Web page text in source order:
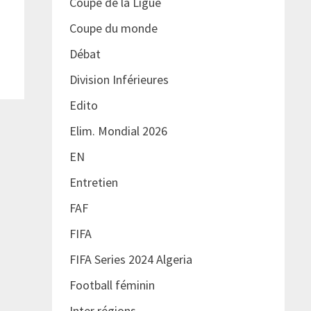
Coupe du monde
Débat
Division Inférieures
Edito
Elim. Mondial 2026
EN
Entretien
FAF
FIFA
FIFA Series 2024 Algeria
Football féminin